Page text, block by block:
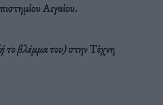
Αιγαίου.
το βλέμμα του)στην Τέχνη